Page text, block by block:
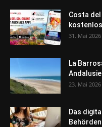
Costa del
31. Mai 2026
La
23. Mai 2026
Das